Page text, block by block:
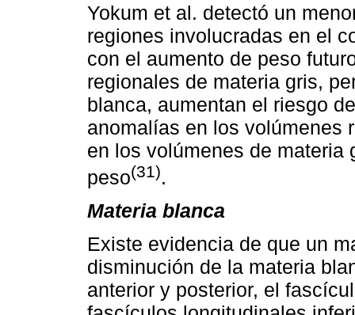
Yokum et al. detectó un
regiones involucradas en el
con el aumento de peso
regionales de materia gris,
blanca, aumentan el riesgo
anomalías en los volúmenes
en los volúmenes de materia
peso(31).
Materia blanca
Existe evidencia de que un
disminución de la materia
anterior y posterior, el